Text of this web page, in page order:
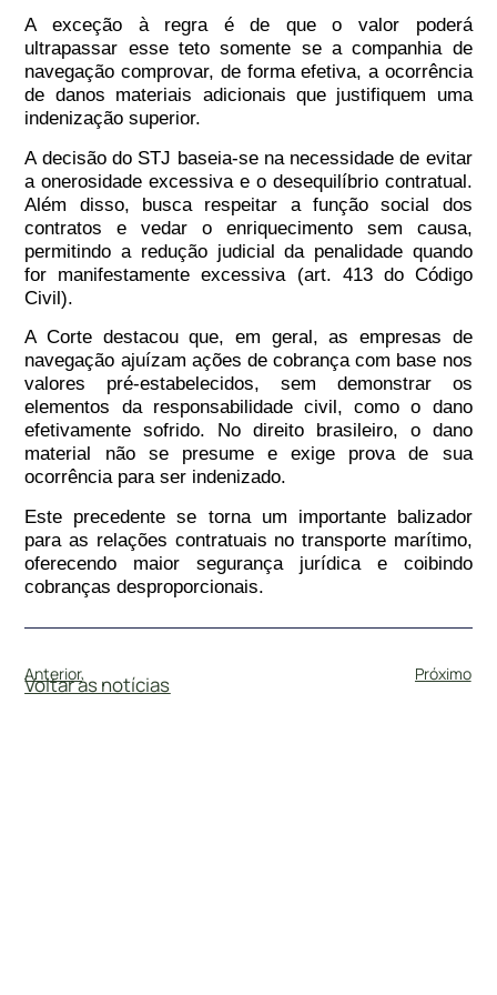
A exceção à regra é de que o valor poderá
ultrapassar esse teto somente se a companhia de
navegação comprovar, de forma efetiva, a ocorrência
de danos materiais adicionais que justifiquem uma
indenização superior.
A decisão do STJ baseia-se na necessidade de evitar
a onerosidade excessiva e o desequilíbrio contratual.
Além disso, busca respeitar a função social dos
contratos e vedar o enriquecimento sem causa,
permitindo a redução judicial da penalidade quando
for manifestamente excessiva (art. 413 do Código
Civil).
A Corte destacou que, em geral, as empresas de
navegação ajuízam ações de cobrança com base nos
valores pré-estabelecidos, sem demonstrar os
elementos da responsabilidade civil, como o dano
efetivamente sofrido. No direito brasileiro, o dano
material não se presume e exige prova de sua
ocorrência para ser indenizado.
Este precedente se torna um importante balizador
para as relações contratuais no transporte marítimo,
oferecendo maior segurança jurídica e coibindo
cobranças desproporcionais.
Anterior Próximo
Voltar às notícias